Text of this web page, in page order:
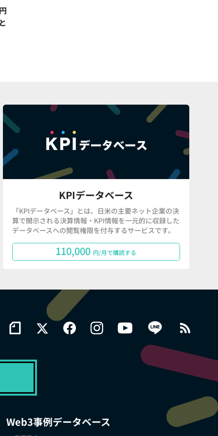
KPIデータベース
「KPIデータベース」とは、日米の主要ネット企業の決
算で開示される決算情報・KPI情報を一元的に収録した
データベースへの閲覧権限を付与するサービスです。
110,000 円/月で購読する
Web3事例データベース